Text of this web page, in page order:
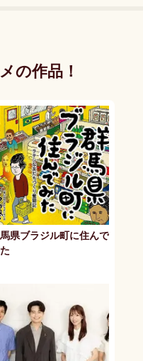
の作品！
県ブラジル町に住んで